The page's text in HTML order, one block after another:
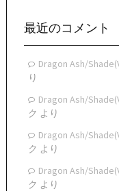
リ
最近のコメント
Dragon Ash/
り
Dragon Ash/
ク より
Dragon Ash/
ク より
Dragon Ash/
ク より